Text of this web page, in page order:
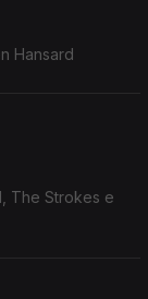
Hansard
The Strokes e